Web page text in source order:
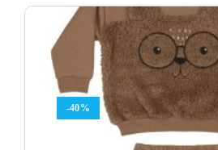
42.00€.
-40%